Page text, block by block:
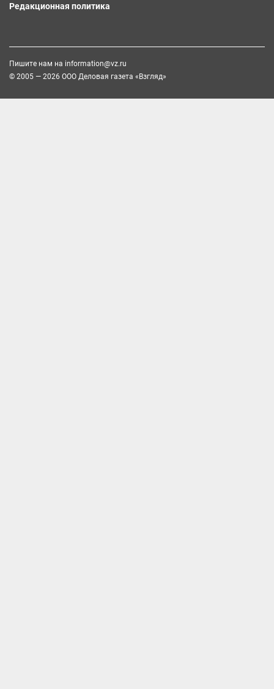
Редакционная политика
Пишите нам на information@vz.ru
© 2005 — 2026 ООО Деловая газета «Взгляд»